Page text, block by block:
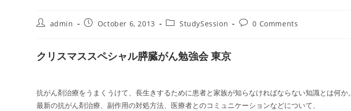
Postadmin
PostOctober 6, 2013
PostStudySession
Post0 Comments
クリスマススペシャル膵臓がん勉強会 東京
抗がん剤治療をうまくうけて、長生きするために患者と家族が知らなければならない知識とは何か。
最新の抗がん剤治療、副作用の対処方法、医療者とのコミュニケーションなどについて、